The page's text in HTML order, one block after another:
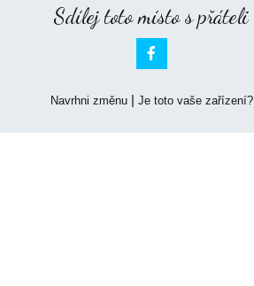
Sdílej toto místo s přáteli

Navrhni změnu| Je toto vaše zařízení?